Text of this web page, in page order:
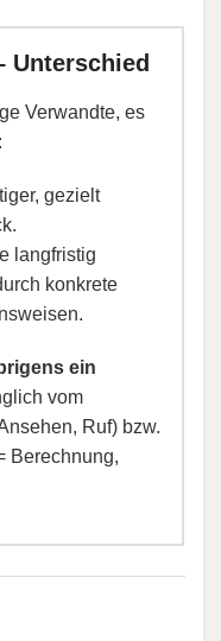
Unterschied
Verwandte, es
gezielt
langfristig
konkrete
ein
vom
Ruf) bzw.
Berechnung,